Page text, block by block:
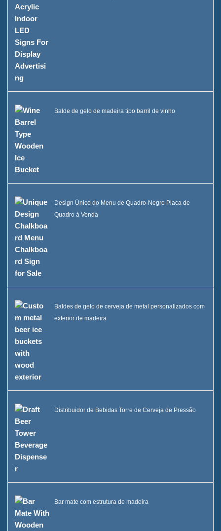
Balde de gelo de madeira tipo barril de vinho
Design Único do Menu de Quadro-Negro Placa de
Quadro à Venda
Baldes de gelo de cerveja de metal personalizados com
exterior de madeira
Distribuidor de Bebidas Torre de Cerveja de Pressão
Bar mate com estrutura de madeira